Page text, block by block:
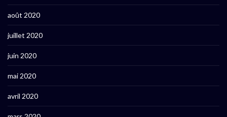
août 2020
juillet 2020
juin 2020
mai 2020
avril 2020